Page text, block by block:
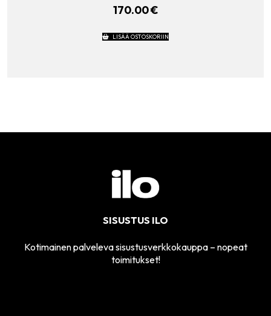
170.00€
LISÄÄ OSTOSKORIIN
SISUSTUS ILO
Kotimainen palveleva sisustusverkkokauppa – nopeat
toimitukset!